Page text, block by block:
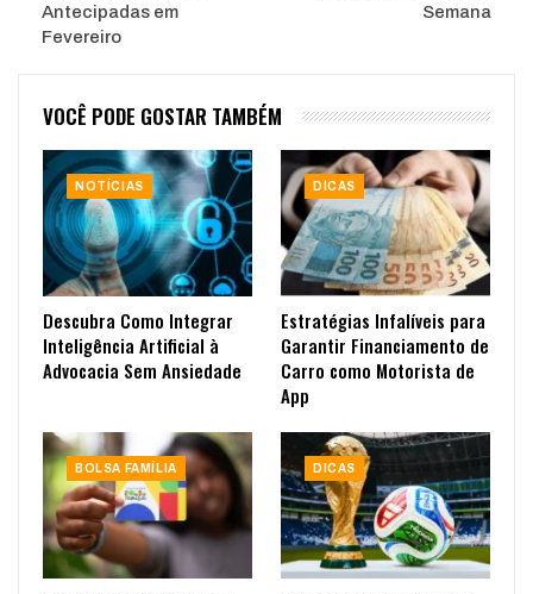
Antecipadas em
Fevereiro
Semana
VOCÊ PODE GOSTAR TAMBÉM
NOTÍCIAS
Descubra Como Integrar
Inteligência Artificial à
Advocacia Sem Ansiedade
DICAS
Estratégias Infalíveis para
Garantir Financiamento de
Carro como Motorista de
App
BOLSA FAMÍLIA DICAS